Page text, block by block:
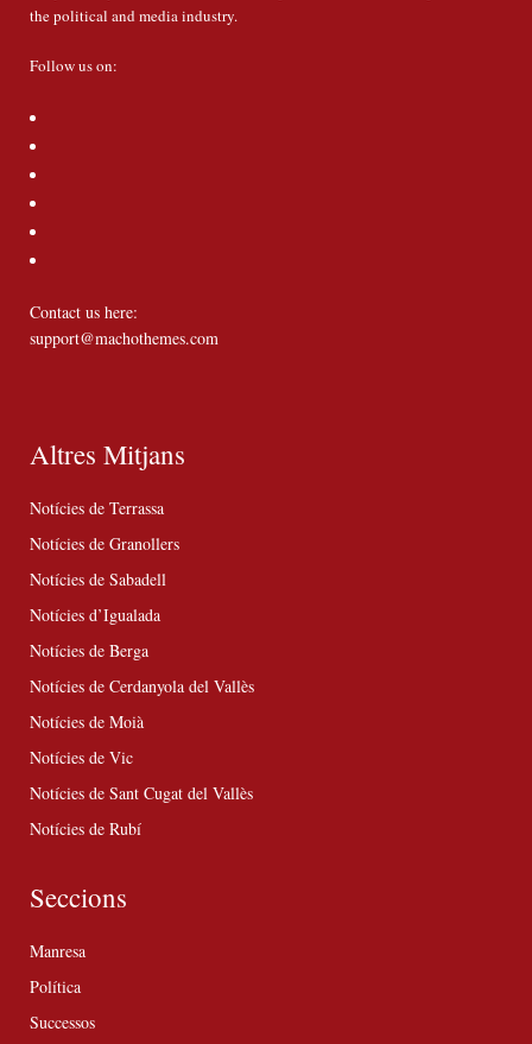
the political and media industry.
Follow us on:
Contact us here:
support@machothemes.com
Altres Mitjans
Notícies de Terrassa
Notícies de Granollers
Notícies de Sabadell
Notícies d’Igualada
Notícies de Berga
Notícies de Cerdanyola del Vallès
Notícies de Moià
Notícies de Vic
Notícies de Sant Cugat del Vallès
Notícies de Rubí
Seccions
Manresa
Política
Successos